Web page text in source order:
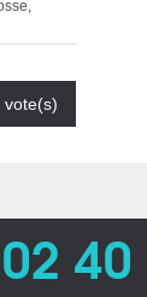
vote(s)
02